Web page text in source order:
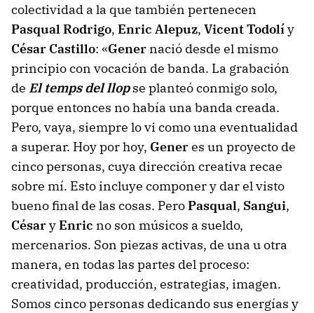
colectividad a la que también pertenecen
Pasqual Rodrigo, Enric Alepuz, Vicent Todolíy
César Castillo: «Genernació desde el mismo
principio con vocación de banda. La grabación
de El temps del llopse planteó conmigo solo,
porque entonces no había una banda creada.
Pero, vaya, siempre lo vi como una eventualidad
a superar. Hoy por hoy, Generes un proyecto de
cinco personas, cuya dirección creativa recae
sobre mí. Esto incluye componer y dar el visto
bueno final de las cosas. PeroPasqual, Sangui,
CésaryEnric no son músicos a sueldo,
mercenarios. Son piezas activas, de una u otra
manera, en todas las partes del proceso:
creatividad, producción, estrategias, imagen.
Somos cinco personas dedicando sus energías y